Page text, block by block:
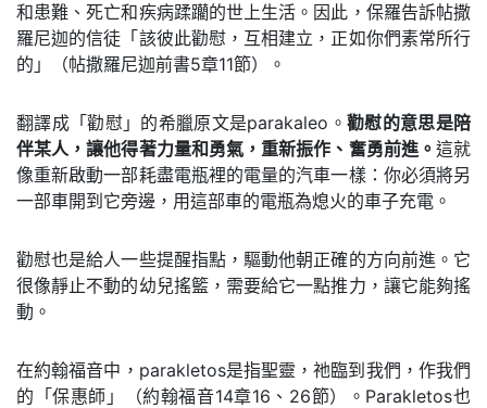
和患難、死亡和疾病蹂躪的世上生活。因此，保羅告訴帖撒
羅尼迦的信徒「該彼此勸慰，互相建立，正如你們素常所行
的」（帖撒羅尼迦前書5章11節）。
翻譯成「勸慰」的希臘原文是parakaleo。 勸慰的意思是陪
伴某人，讓他得著力量和勇氣，重新振作、奮勇前進。 這就
像重新啟動一部耗盡電瓶裡的電量的汽車一樣：你必須將另
一部車開到它旁邊，用這部車的電瓶為熄火的車子充電。
勸慰也是給人一些提醒指點，驅動他朝正確的方向前進。它
很像靜止不動的幼兒搖籃，需要給它一點推力，讓它能夠搖
動。
在約翰福音中，parakletos是指聖靈，祂臨到我們，作我們
的「保惠師」（約翰福音14章16、26節）。Parakletos也